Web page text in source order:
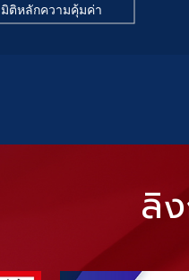
มิติหลักความคุ้มค่า
ลิ